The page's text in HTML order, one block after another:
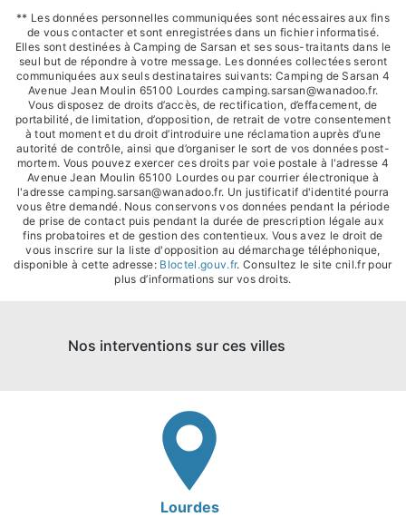
** Les données personnelles communiquées sont nécessaires aux fins
de vous contacter et sont enregistrées dans un fichier informatisé.
Elles sont destinées à Camping de Sarsan et ses sous-traitants dans le
seul but de répondre à votre message. Les données collectées seront
communiquées aux seuls destinataires suivants: Camping de Sarsan 4
Avenue Jean Moulin 65100 Lourdes camping.sarsan@wanadoo.fr.
Vous disposez de droits d’accès, de rectification, d’effacement, de
portabilité, de limitation, d’opposition, de retrait de votre consentement
à tout moment et du droit d’introduire une réclamation auprès d’une
autorité de contrôle, ainsi que d’organiser le sort de vos données post-
mortem. Vous pouvez exercer ces droits par voie postale à l'adresse 4
Avenue Jean Moulin 65100 Lourdes ou par courrier électronique à
l'adresse camping.sarsan@wanadoo.fr. Un justificatif d'identité pourra
vous être demandé. Nous conservons vos données pendant la période
de prise de contact puis pendant la durée de prescription légale aux
fins probatoires et de gestion des contentieux. Vous avez le droit de
vous inscrire sur la liste d'opposition au démarchage téléphonique,
disponible à cette adresse: Bloctel.gouv.fr. Consultez le site cnil.fr pour
plus d’informations sur vos droits.
Nos interventions sur ces villes
Lourdes